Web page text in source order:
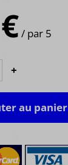
/ par 5
+
au panier